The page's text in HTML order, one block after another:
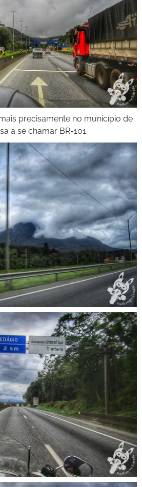
precisamente no município de
a se chamar BR-101.